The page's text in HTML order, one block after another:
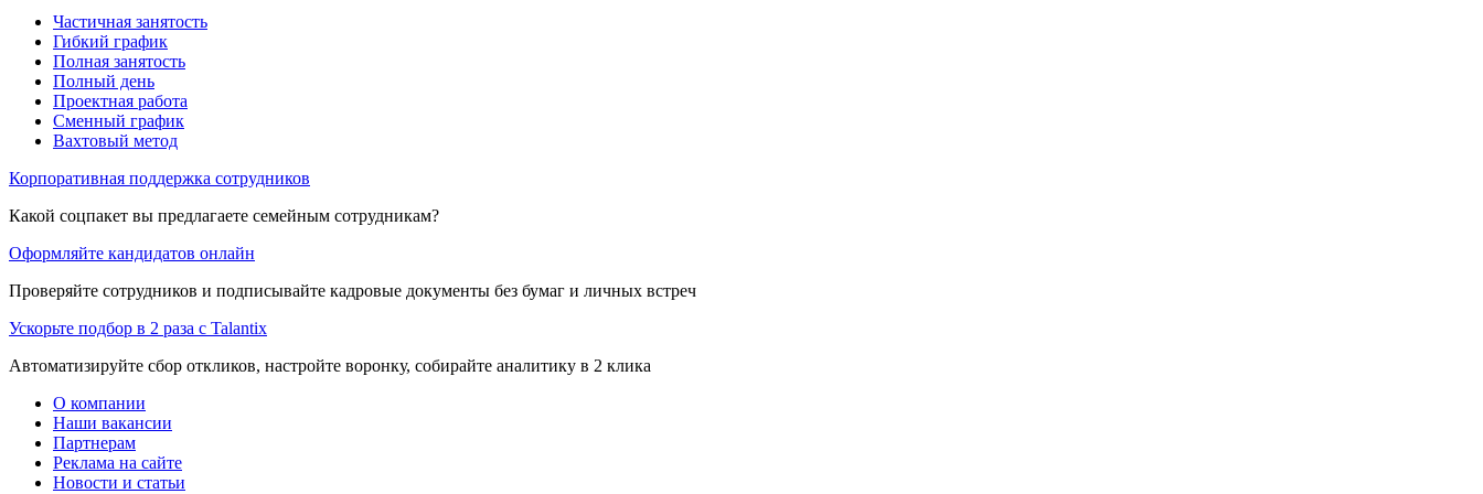
Частичная занятость
Гибкий график
Полная занятость
Полный день
Проектная работа
Сменный график
Вахтовый метод
Корпоративная поддержка сотрудников
Какой соцпакет вы предлагаете семейным сотрудникам?
Оформляйте кандидатов онлайн
Проверяйте сотрудников и подписывайте кадровые документы без бумаг и личных встреч
Ускорьте подбор в 2 раза с Talantix
Автоматизируйте сбор откликов, настройте воронку, собирайте аналитику в 2 клика
О компании
Наши вакансии
Партнерам
Реклама на сайте
Новости и статьи